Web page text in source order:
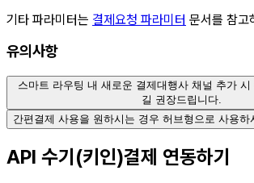
기타 파라미터는 결제요청 파라미터 문서를 참고
유의사항
스마트 라우팅 내 새로운 결제대행사 채널 추가 시
길 권장드립니다.
간편결제 사용을 원하시는 경우 허브형으로 사용하
API 수기(키인)결제 연동하기